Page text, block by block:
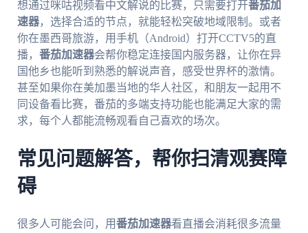
想通过咪咕视频看中文解说的比赛，只需要打开番茄加
速器，选择合适的节点，就能轻松突破地域限制。或者
你在墨西哥旅游，用手机（Android）打开CCTV5的直
播， 番茄加速器会帮你稳定连接国内服务器，让你在异
国他乡也能听到熟悉的解说声音，感受世界杯的激情。
甚至如果你在美加墨当地的华人社区，和朋友一起用不
同设备看比赛，番茄的多端支持功能也能满足大家的需
求，每个人都能流畅观看自己喜欢的场次。
常见问题解答，帮你扫清观赛障
碍
很多人可能会问，用番茄加速器看直播会消耗很多流量